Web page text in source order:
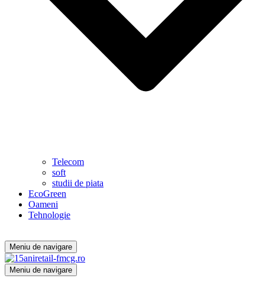
Telecom
soft
studii de piata
EcoGreen
Oameni
Tehnologie
Meniu de navigare
Meniu de navigare